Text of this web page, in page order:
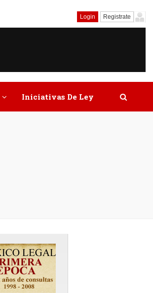
Login Registrate
Iniciativas De Ley